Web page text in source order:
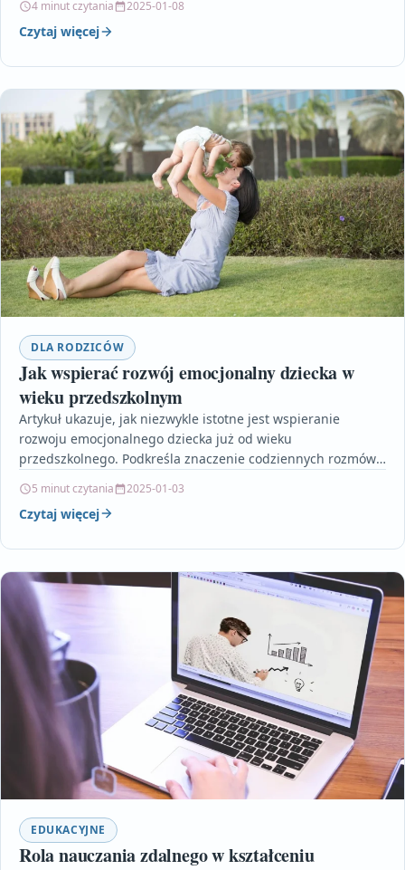
4 minut czytania 2025-01-08
Czytaj więcej
DLA RODZICÓW
Jak wspierać rozwój emocjonalny dziecka w
wieku przedszkolnym
Artykuł ukazuje, jak niezwykle istotne jest wspieranie
rozwoju emocjonalnego dziecka już od wieku
przedszkolnego. Podkreśla znaczenie codziennych rozmów i
5 minut czytania 2025-01-03
Czytaj więcej
EDUKACYJNE
Rola nauczania zdalnego w kształceniu